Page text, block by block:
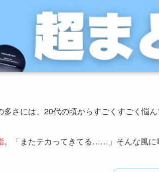
さには、20代の頃からすごくすごく悩ん
。「またテカってきてる…… 」そんな風